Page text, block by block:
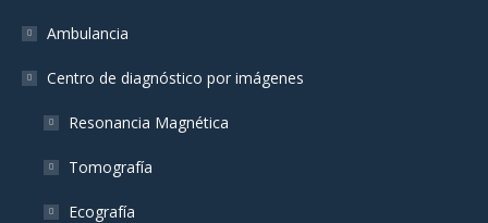
Ambulancia
Centro de diagnóstico por imágenes
Resonancia Magnética
Tomografía
Ecografía